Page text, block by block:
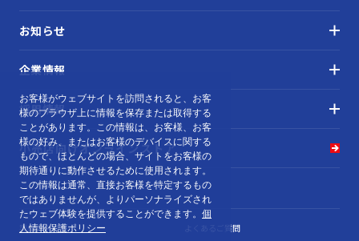
お知らせ
企業情報
採用情報
小売店向けオンラインストア
製品カタログ よくあるご質問
お客様がウェブサイトを訪問されると、お客
様のブラウザ上に情報を保存または取得する
ことがあります。この情報は、お客様、お客
様の好み、またはお客様のデバイスに関する
もので、ほとんどの場合、サイトをお客様の
期待通りに動作させるために使用されます。
この情報は通常、直接お客様を特定するもの
ではありませんが、よりパーソナライズされ
たウェブ体験を提供することができます。 個
人情報保護ポリシー